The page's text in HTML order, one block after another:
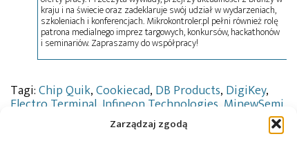
Zarządzaj zgodą
kraju i na świecie oraz zadeklaruje swój udział w wydarzeniach,
szkoleniach i konferencjach. Mikrokontroler.pl pełni również rolę
patrona medialnego imprez targowych, konkursów, hackathonów
i seminariów. Zapraszamy do współpracy!
Tagi:Chip Quik,Cookiecad, DB Products, DigiKey,
Electro Terminal Infineon Technologies MinewSemi
,NXP Semiconductors PUI Audio,
TDK